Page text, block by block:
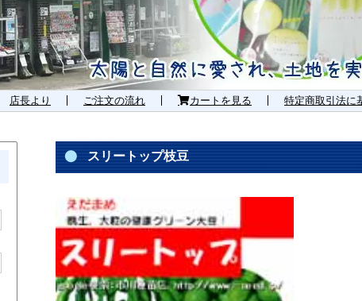
店長より ご注文の流れ カートを見る 特定商取引法に
スリートップ枝豆